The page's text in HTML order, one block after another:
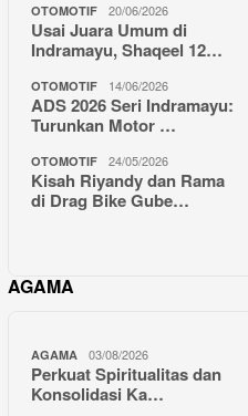
OTOMOTIF 20/06/2026
Usai Juara Umum di
Indramayu, Shaqeel 12…
OTOMOTIF 14/06/2026
ADS 2026 Seri Indramayu:
Turunkan Motor …
OTOMOTIF 24/05/2026
Kisah Riyandy dan Rama
di Drag Bike Gube…
AGAMA
AGAMA 03/08/2026
Perkuat Spiritualitas dan
Konsolidasi Ka…